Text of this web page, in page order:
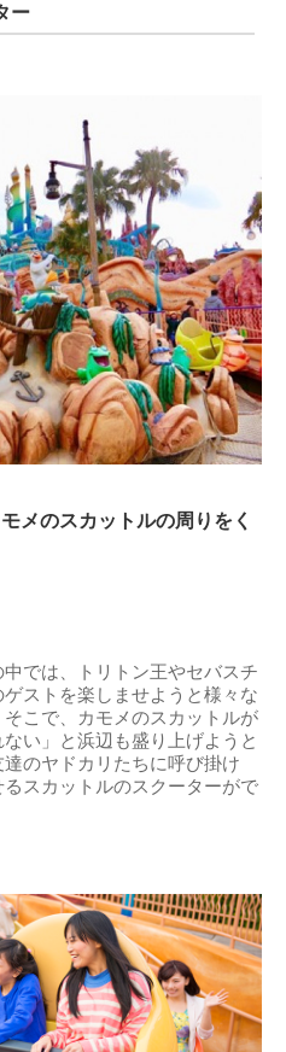
ー
メのスカットルの周りをく
では、トリトン王やセバスチ
ストを楽しませようと様々な
こで、カモメのスカットルが
い」と浜辺も盛り上げようと
のヤドカリたちに呼び掛け
スカットルのスクーターがで